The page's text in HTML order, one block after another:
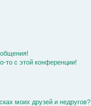
то с этой конференции!
моих друзей и недругов?